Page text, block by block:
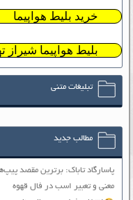
خرید بلیط هواپیما
بلیط هواپیما شیراز
تبلیغات متنی
مطالب جدید
پاسارگاد تاباک: برترین مقصد
معنی و تعبیر اسب در فال قهوه